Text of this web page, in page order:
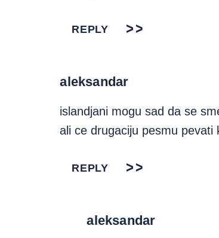
REPLY
aleksandar
islandjani mogu sad da se
ali ce drugaciju pesmu pevati
REPLY
aleksandar